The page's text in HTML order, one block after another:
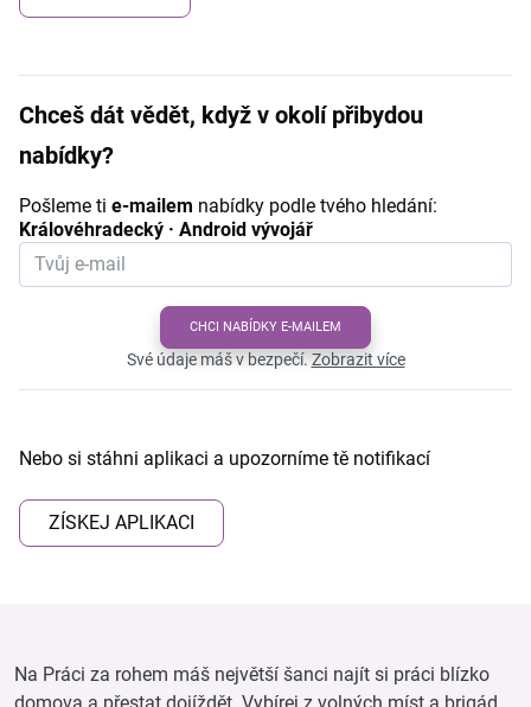
Chceš dát vědět, když v okolí přibydou
nabídky?
Pošleme ti e-mailem nabídky podle tvého hledání:
Královéhradecký · Android vývojář
CHCI NABÍDKY E-MAILEM
Své údaje máš v bezpečí.Zobrazit více
Nebo si stáhni aplikaci a upozorníme tě notifikací
ZÍSKEJ APLIKACI
Na Práci za rohem máš největší šanci najít si práci blízko
domova a přestat dojíždět. Vybírej z volných míst a brigád